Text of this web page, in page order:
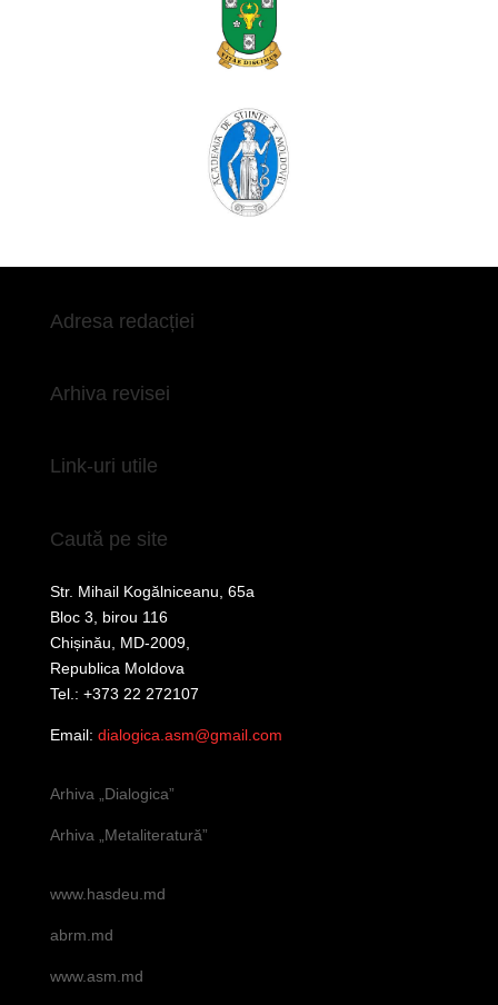
Adresa redacției
Arhiva revisei
Link-uri utile
Caută pe site
Str. Mihail Kogălniceanu, 65a
Bloc 3, birou 116
Chișinău, MD-2009,
Republica Moldova
Tel.: +373 22 272107
Email: dialogica.asm@gmail.com
Arhiva „Dialogica”
Arhiva „Metaliteratură”
www.hasdeu.md
abrm.md
www.asm.md